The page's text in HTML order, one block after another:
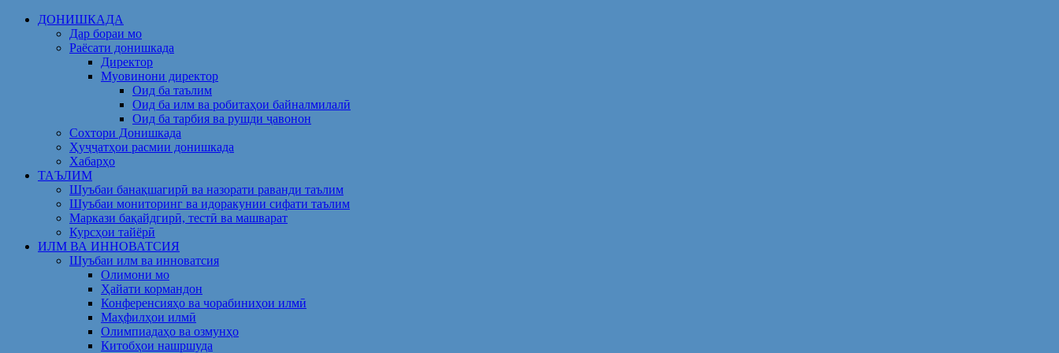
Skip
ДОНИШКАДА
Дар бораи мо
Раёсати донишкада
Директор
Муовинони директор
Оид ба таълим
Оид ба илм ва робитаҳои байналмилалӣ
Оид ба тарбия ва рушди ҷавонон
Сохтори Донишкада
Ҳуҷҷатҳои расмии донишкада
Хабарҳо
ТАЪЛИМ
Шуъбаи банақшагирӣ ва назорати раванди таълим
Шуъбаи мониторинг ва идоракунии сифати таълим
Маркази бақайдгирӣ, тестӣ ва машварат
Курсҳои тайёрӣ
ИЛМ ВА ИННОВАТСИЯ
Шуъбаи илм ва инноватсия
Олимони мо
Ҳайати кормандон
Конференсияҳо ва чорабиниҳои илмӣ
Маҳфилҳои илмӣ
Олимпиадаҳо ва озмунҳо
Китобҳои нашршуда